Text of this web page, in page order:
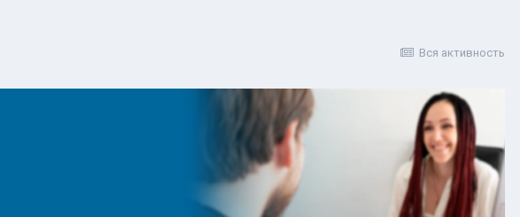
Вся активность